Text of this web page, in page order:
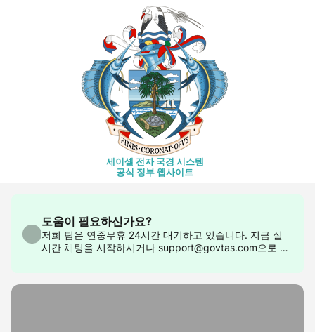
세이셸 전자 국경 시스템
공식 정부 웹사이트
도움이 필요하신가요?
저희 팀은 연중무휴 24시간 대기하고 있습니다. 지금 실
시간 채팅을 시작하시거나 support@govtas.com으로 문